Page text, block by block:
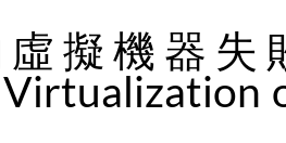
擬機器失